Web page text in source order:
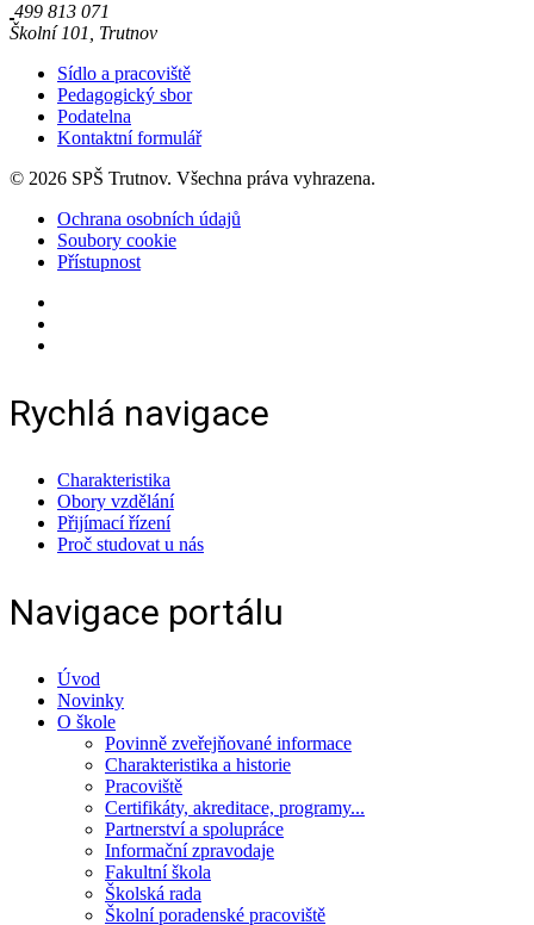
499 813 071
Školní 101, Trutnov
Sídlo a pracoviště
Pedagogický sbor
Podatelna
Kontaktní formulář
© 2026 SPŠ Trutnov. Všechna práva vyhrazena.
Ochrana osobních údajů
Soubory cookie
Přístupnost
Rychlá navigace
Charakteristika
Obory vzdělání
Přijímací řízení
Proč studovat u nás
Navigace portálu
Úvod
Novinky
O škole
Povinně zveřejňované informace
Charakteristika a historie
Pracoviště
Certifikáty, akreditace, programy...
Partnerství a spolupráce
Informační zpravodaje
Fakultní škola
Školská rada
Školní poradenské pracoviště